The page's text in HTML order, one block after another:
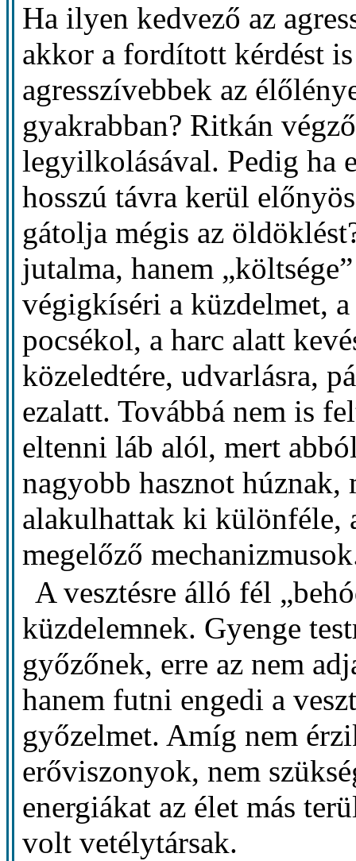
Ha ilyen kedvező az
akkor a fordított kérdést
agresszívebbek az
gyakrabban? Ritkán
legyilkolásával. Pedig ha
hosszú távra kerül
gátolja mégis az
jutalma, hanem
végigkíséri a küzdelmet,
pocsékol, a harc alatt
közeledtére, udvarlásra,
ezalatt. Továbbá nem is
eltenni láb alól, mert
nagyobb hasznot húznak,
alakulhattak ki különféle,
megelőző
A vesztésre álló fél
küzdelemnek. Gyenge
győzőnek, erre az nem
hanem futni engedi a
győzelmet. Amíg nem
erőviszonyok, nem
energiákat az élet más
volt vetélytársak.